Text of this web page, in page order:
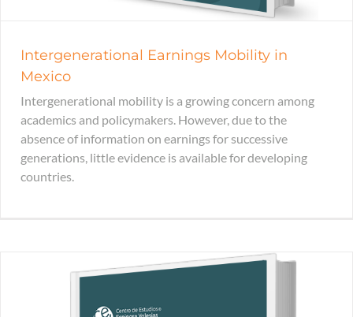
Intergenerational Earnings Mobility in
Mexico
Intergenerational mobility is a growing concern among
academics and policymakers. However, due to the
absence of information on earnings for successive
generations, little evidence is available for developing
countries.